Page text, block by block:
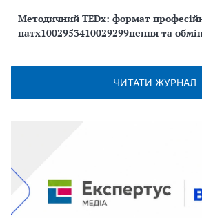
Методичний TEDx: формат
натх1002953410029299нення та
ЧИТАТИ ЖУРНАЛ